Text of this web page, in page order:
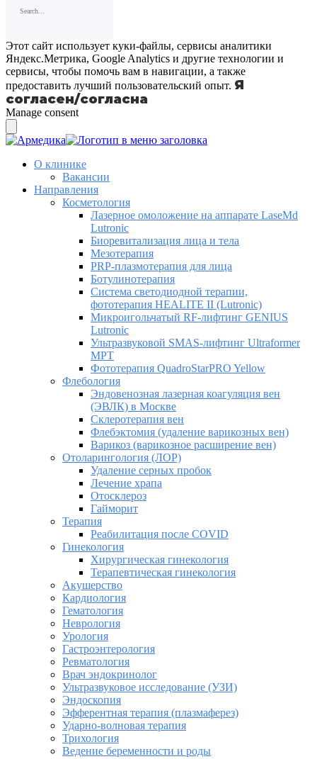
Этот сайт использует куки-файлы, сервисы аналитики
Яндекс.Метрика, Google Analytics и другие технологии и
сервисы, чтобы помочь вам в навигации, а также
предоставить лучший пользовательский опыт. Я
согласен/согласна
Manage consent
О клинике
Вакансии
Направления
Косметология
Лазерное омоложение на аппарате LaseMd
Lutronic
Биоревитализация лица и тела
Мезотерапия
PRP-плазмотерапия для лица
Ботулинотерапия
Система светодиодной терапии,
фототерапия HEALITE II (Lutronic)
Микроигольчатый RF-лифтинг GENIUS
Lutronic
Ультразвуковой SMAS-лифтинг Ultraformer
MPT
Фототерапия QuadroStarPRO Yellow
Флебология
Эндовенозная лазерная коагуляция вен
(ЭВЛК) в Москве
Склеротерапия вен
Флебэктомия (удаление варикозных вен)
Варикоз (варикозное расширение вен)
Отоларингология (ЛОР)
Удаление серных пробок
Лечение храпа
Отосклероз
Гайморит
Терапия
Реабилитация после COVID
Гинекология
Хирургическая гинекология
Терапевтическая гинекология
Акушерство
Кардиология
Гематология
Неврология
Урология
Гастроэнтерология
Ревматология
Врач эндокринолог
Ультразвуковое исследование (УЗИ)
Эндоскопия
Эфферентная терапия (плазмаферез)
Ударно-волновая терапия
Трихология
Ведение беременности и роды